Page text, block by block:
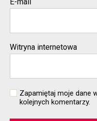
Witryna internetowa
Zapamiętaj moje dane
kolejnych komentarzy.